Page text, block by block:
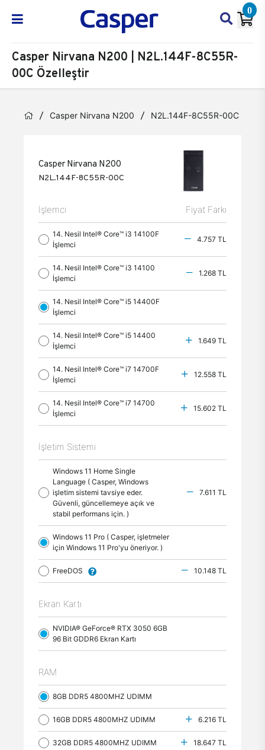
0
Casper Nirvana N200 | N2L.144F-8C55R-
00C Özelleştir
Casper Nirvana N200 N2L.144F-8C55R-00C
Casper Nirvana N200
N2L.144F-8C55R-00C
İşlemci Fiyat Farkı
14. Nesil Intel® Core™ i3 14100F
İşlemci
4.757 TL
14. Nesil Intel® Core™ i3 14100
İşlemci
1.268 TL
14. Nesil Intel® Core™ i5 14400F
İşlemci
14. Nesil Intel® Core™ i5 14400
İşlemci
1.649 TL
14. Nesil Intel® Core™ i7 14700F
İşlemci
12.558 TL
14. Nesil Intel® Core™ i7 14700
İşlemci
15.602 TL
İşletim Sistemi
Windows 11 Home Single
Language ( Casper, Windows
işletim sistemi tavsiye eder.
Güvenli, güncellemeye açık ve
stabil performans için. )
7.611 TL
Windows 11 Pro ( Casper, işletmeler
için Windows 11 Pro'yu öneriyor. )
FreeDOS 10.148 TL
Ekran Kartı
NVIDIA® GeForce® RTX 3050 6GB
96 Bit GDDR6 Ekran Kartı
RAM
8GB DDR5 4800MHZ UDIMM
16GB DDR5 4800MHZ UDIMM 6.216 TL
32GB DDR5 4800MHZ UDIMM 18.647 TL